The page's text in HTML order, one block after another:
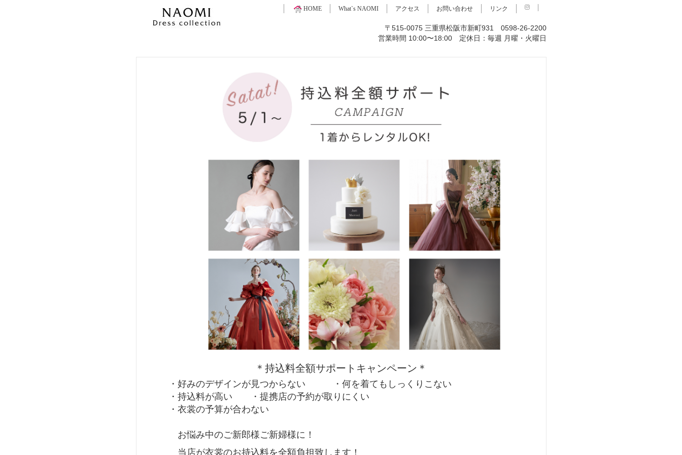
HOME What`s NAOMI アクセス お問い合わせ リンク
〒515-0075 三重県松阪市新町931 0598-26-2200
営業時間 10:00〜18:00 定休日：毎週 月曜・火曜日
＊持込料全額サポートキャンペーン＊
・好みのデザインが見つからない
・何を着てもしっくりこない
・持込料が高い
・提携店の予約が取りにくい
・衣裳の予算が合わない
お悩み中のご新郎様ご新婦様に！
当店が衣裳のお持込料を全額負担致します！